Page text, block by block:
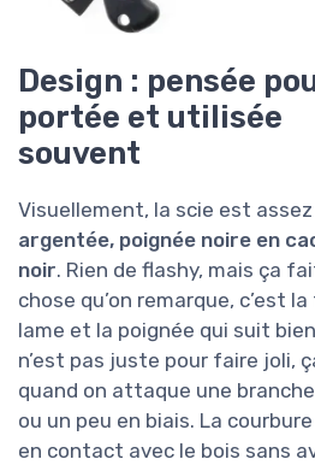
Design : pensée
portée et utilisée
souvent
Visuellement, la scie est assez
argentée, poignée noire en
noir. Rien de flashy, mais ça
chose qu’on remarque, c’est
lame et la poignée qui suit
n’est pas juste pour faire joli,
quand on attaque une
ou un peu en biais. La
en contact avec le bois sans